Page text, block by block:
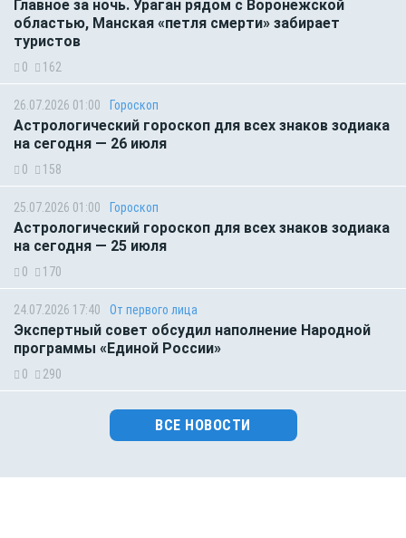
Главное за ночь. Ураган рядом с Воронежской
областью, Манская «петля смерти» забирает
туристов
0 162
26.07.2026 01:00 Гороскоп
Астрологический гороскоп для всех знаков зодиака
на сегодня — 26 июля
0 158
25.07.2026 01:00 Гороскоп
Астрологический гороскоп для всех знаков зодиака
на сегодня — 25 июля
0 170
24.07.2026 17:40 От первого лица
Экспертный совет обсудил наполнение Народной
программы «Единой России»
0 290
ВСЕ НОВОСТИ